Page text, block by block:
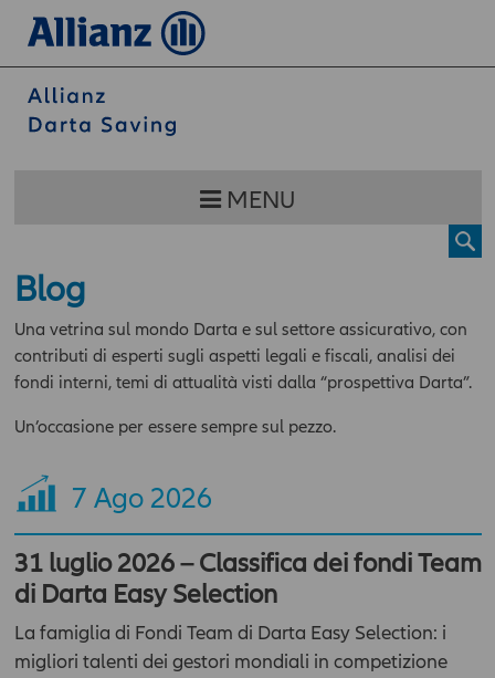
MENU
Blog
Una vetrina sul mondo Darta e sul settore assicurativo, con
contributi di esperti sugli aspetti legali e fiscali, analisi dei
fondi interni, temi di attualità visti dalla “prospettiva Darta”.
Un’occasione per essere sempre sul pezzo.
7 Ago 2026
31 luglio 2026 – Classifica dei fondi Team
di Darta Easy Selection
La famiglia di Fondi Team di Darta Easy Selection: i
migliori talenti dei gestori mondiali in competizione